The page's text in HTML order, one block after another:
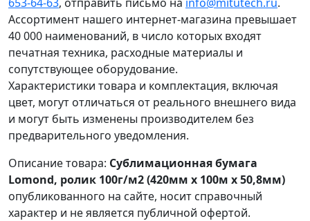
Ассортимент нашего интернет-магазина превышает
40 000 наименований, в число которых входят
печатная техника, расходные материалы и
сопутствующее оборудование.
Характеристики товара и комплектация, включая
цвет, могут отличаться от реального внешнего вида
и могут быть изменены производителем без
предварительного уведомления.
Описание товара: Сублимационная бумага
Lomond, ролик 100г/м2 (420мм x 100м x 50,8мм)
опубликованного на сайте, носит справочный
характер и не является публичной офертой.